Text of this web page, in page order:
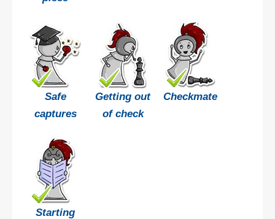
Safe
captures
Getting out
of check
Checkmate
Starting